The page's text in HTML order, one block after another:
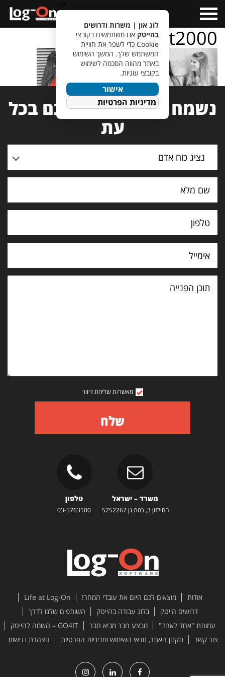
Menu
About2000
נשמח לעמוד לרשותכם בכל
עת
נציג כוח אדם
תוכן
הפנייה
מאשר/ת שליחת דיוור
שלח
משרד – ישראל
החילזון 3, רמת גן 5252267
טלפון
03-5763100
אודות מוצאים לכם היום את עובדי המחר!
Life at Log-On
דרושים הייטק
בלוג עבודה בהייטק
השותפים שלנו לדרך
עמותת "אחד לאחד"
מבצע חבר מביא חבר
GO4IT – השמה להייטק
צור קשר
תקנון האתר, תנאי השימוש ומדיניות הפרטיות הצהרת נגישות
לוג און | משרות ודרושים
בהייטק אנו משתמשים בקובצי
Cookie כדי לשפר את חוויית
המשתמש שלך. המשך השימוש
באתר מהווה הסכמה לשימוש
בקובצי עוגיות.
אישור
מדיניות הפרטיות